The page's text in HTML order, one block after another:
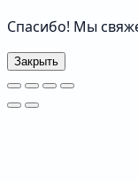
Спасибо! Мы
Закрыть